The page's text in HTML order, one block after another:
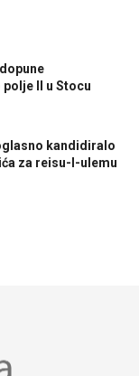
II u Stocu
kandidiralo
za reisu-l-ulemu